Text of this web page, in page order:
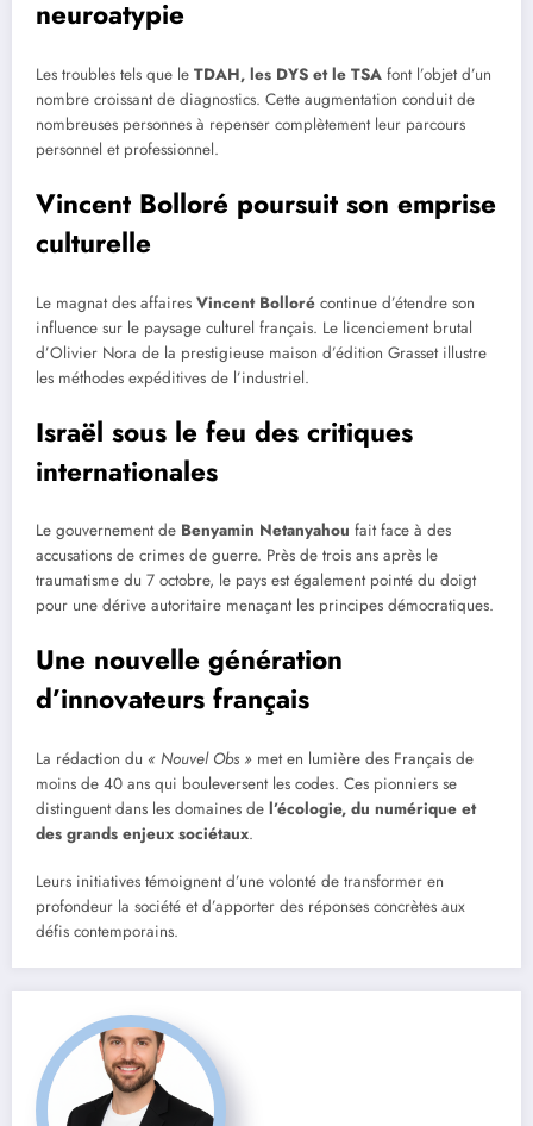
neuroatypie
Les troubles tels que le TDAH, les DYS et le TSA font l’objet d’un
nombre croissant de diagnostics. Cette augmentation conduit de
nombreuses personnes à repenser complètement leur parcours
personnel et professionnel.
Vincent Bolloré poursuit son emprise
culturelle
Le magnat des affaires Vincent Bolloré continue d’étendre son
influence sur le paysage culturel français. Le licenciement brutal
d’Olivier Nora de la prestigieuse maison d’édition Grasset illustre
les méthodes expéditives de l’industriel.
Israël sous le feu des critiques
internationales
Le gouvernement de Benyamin Netanyahou fait face à des
accusations de crimes de guerre. Près de trois ans après le
traumatisme du 7 octobre, le pays est également pointé du doigt
pour une dérive autoritaire menaçant les principes démocratiques.
Une nouvelle génération
d’innovateurs français
La rédaction du « Nouvel Obs » met en lumière des Français de
moins de 40 ans qui bouleversent les codes. Ces pionniers se
distinguent dans les domaines de l’écologie, du numérique et
des grands enjeux sociétaux.
Leurs initiatives témoignent d’une volonté de transformer en
profondeur la société et d’apporter des réponses concrètes aux
défis contemporains.